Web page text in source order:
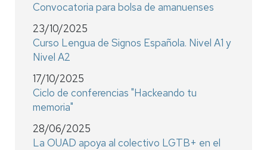
Convocatoria para bolsa de amanuenses
23/10/2025
Curso Lengua de Signos Española. Nivel A1 y
Nivel A2
17/10/2025
Ciclo de conferencias "Hackeando tu
memoria"
28/06/2025
La OUAD apoya al colectivo LGTB+ en el